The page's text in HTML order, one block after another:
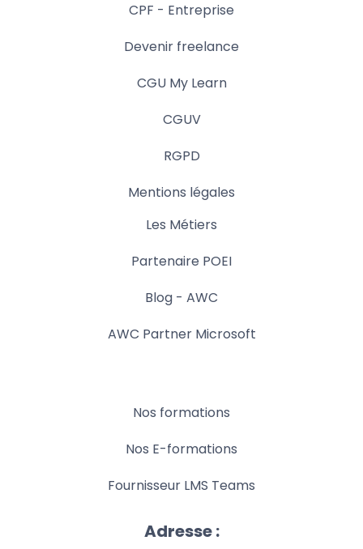
CPF - Entreprise
Devenir freelance
CGU My Learn
CGUV
RGPD
Mentions légales
Les Métiers
Partenaire POEI
Blog - AWC
AWC Partner Microsoft
Nos formations
Nos E-formations
Fournisseur LMS Teams
Adresse :